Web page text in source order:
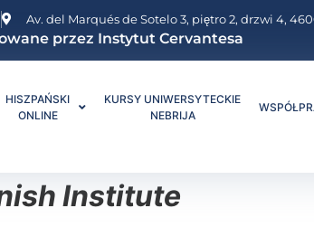
Av. del Marqués de Sotelo 3, piętro 2, drzwi 4,
przez Instytut Cervantesa
HISZPAŃSKI
ONLINE
KURSY UNIWERSYTECKIE
NEBRIJA
Institute